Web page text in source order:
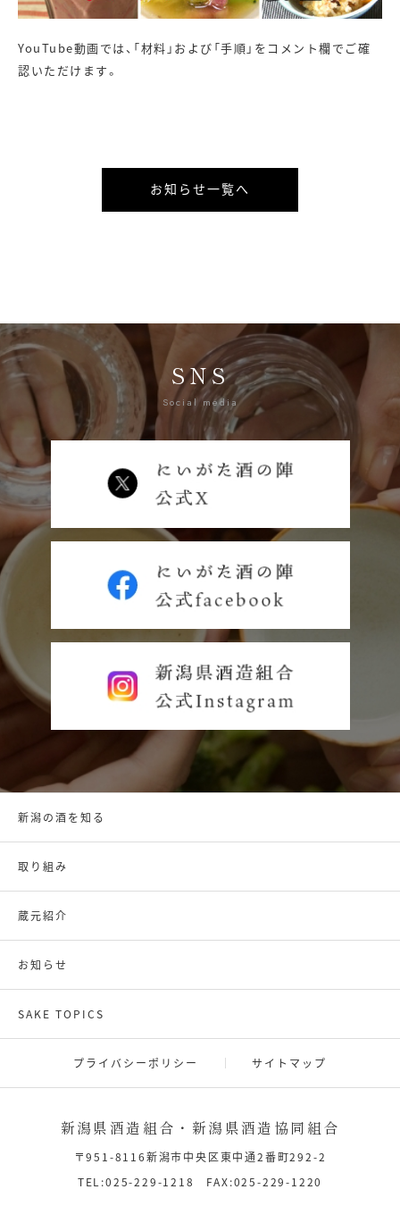
YouTube動画では、「材料」および「手順」をコメント欄でご確
認いただけます。
お知らせ一覧へ
SNS
Social media
新潟の酒を知る
取り組み
蔵元紹介
お知らせ
SAKE TOPICS
プライバシーポリシー サイトマップ
新潟県酒造組合・新潟県酒造協同組合
〒951-8116新潟市中央区東中通2番町292-2
TEL:025-229-1218 FAX:025-229-1220